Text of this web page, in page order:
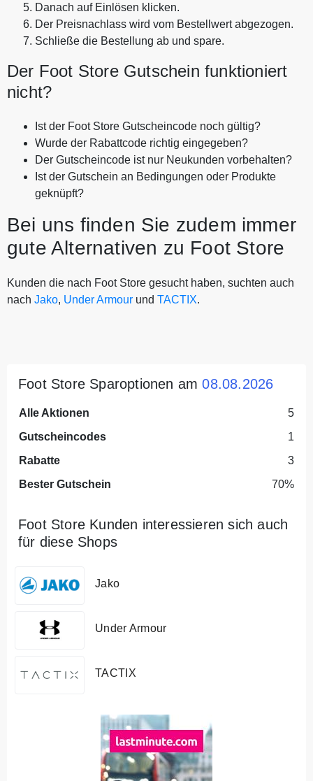
Danach auf Einlösen klicken.
Der Preisnachlass wird vom Bestellwert abgezogen.
Schließe die Bestellung ab und spare.
Der Foot Store Gutschein funktioniert
nicht?
Ist der Foot Store Gutscheincode noch gültig?
Wurde der Rabattcode richtig eingegeben?
Der Gutscheincode ist nur Neukunden vorbehalten?
Ist der Gutschein an Bedingungen oder Produkte
geknüpft?
Bei uns finden Sie zudem immer
gute Alternativen zu Foot Store
Kunden die nach Foot Store gesucht haben, suchten auch
nach Jako, Under Armour und TACTIX.
Foot Store Sparoptionen am08.08.2026
Alle Aktionen
5
Gutscheincodes
1
Rabatte
3
Bester Gutschein
70%
Foot Store Kunden interessieren sich auch
für diese Shops
Jako
Under Armour
TACTIX